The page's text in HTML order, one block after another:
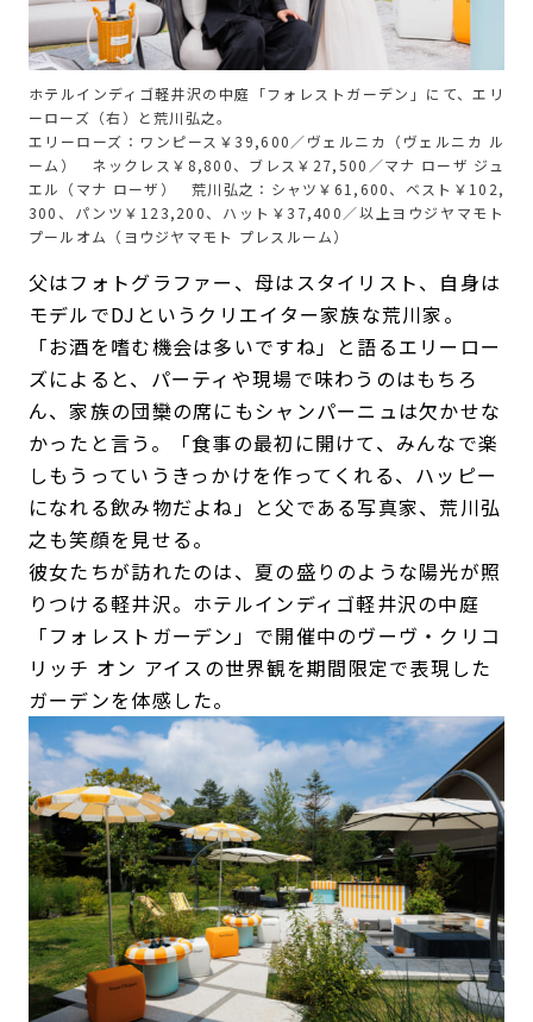
ホテルインディゴ軽井沢の中庭「フォレストガーデン」にて、エリ
ーローズ（右）と荒川弘之。
エリーローズ：ワンピース￥39,600／ヴェルニカ（ヴェルニカ ル
ーム） ネックレス￥8,800、ブレス￥27,500／マナ ローザ ジュ
エル（マナ ローザ） 荒川弘之：シャツ￥61,600、ベスト￥102,
300、パンツ￥123,200、ハット￥37,400／以上ヨウジヤマモト
プールオム（ヨウジヤマモト プレスルーム）
父はフォトグラファー、母はスタイリスト、自身は
モデルでDJというクリエイター家族な荒川家。
「お酒を嗜む機会は多いですね」と語るエリーロー
ズによると、パーティや現場で味わうのはもちろ
ん、家族の団欒の席にもシャンパーニュは欠かせな
かったと言う。「食事の最初に開けて、みんなで楽
しもうっていうきっかけを作ってくれる、ハッピー
になれる飲み物だよね」と父である写真家、荒川弘
之も笑顔を見せる。
彼女たちが訪れたのは、夏の盛りのような陽光が照
りつける軽井沢。ホテルインディゴ軽井沢の中庭
「フォレストガーデン」で開催中のヴーヴ・クリコ
リッチ オン アイスの世界観を期間限定で表現した
ガーデンを体感した。